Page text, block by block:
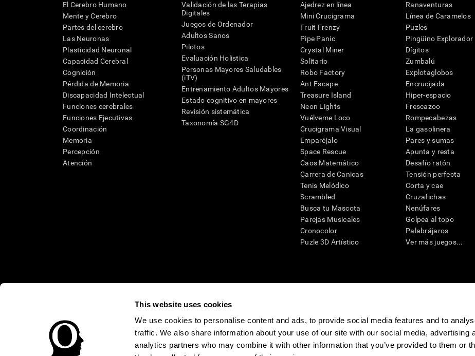
This website uses cookies
We use cookies to personalise content and ads, to provide social media features and to
traffic. We also share information about your use of our site with our social media, advertising
analytics partners who may combine it with other information that you’ve provided to them or
El Cerebro Humano
Mente y Cerebro
Partes del cerebro
Las Neuronas
Plasticidad Neuronal
Capacidad Cerebral
Cognición
Pérdida de Memoria
Discapacidad Intelectual
Funciones cerebrales
Funciones Ejecutivas
Coordinación
Memoria
Percepción
Atención
Validación de las Terapias
Digitales
Juegos de Ordenador
Adultos Sanos
Pilotos
Evaluación Holistica
Personas Mayores Saludables
(iTV)
Entrenamiento Adultos Mayores
Estado cognitivo en mayores
Revisión sistemática
Taxonomía SG4D
Ajedrez en línea
Mini Crucigrama
Fruit Frenzy
Pipe Panic
Crystal Miner
Solitario
Robo Factory
Ant Escape
Treasure Island
Neon Lights
Vuélveme Loco
Crucigrama Visual
Emparéjalo
Space Rescue
Caos Matemático
Carrera de Canicas
Tenis Melódico
Scrambled
Busca tu Mascota
Parejas Musicales
Cronocolor
Puzle 3D Artístico
Ranaventuras
Línea de Caramelos
Puzles
Pingüino Explorador
Dígitos
Zumbalú
Explotaglobos
Encrucijada
Hiper-espacio
Frescazoo
Rompecabezas
La gasolinera
Pares y sumas
Apunta y resta
Desafío ratón
Tensión perfecta
Corta y cae
Cruzafichas
Nenúfares
Golpea al topo
Palabrájaros
Ver más juegos...
* Las evaluaciones de CogniFit están diseñadas para detectar alteraciones y deterioro cognitivo con el fin de ofrecer a un médico información pertinente para
clínico, los resultados de CogniFit (cuando son interpretados por un profesional de la salud cualificado), se pueden utilizar como ayuda para determinar si un
neuropsicológica (por ejemplo, un examen neuropsicológico completo). CogniFit no ofrece directamente un diagnóstico médico de ningún tipo. Un diagnóstico
puede ser realizada por un médico o psicólogo cualificado teniendo en cuenta una amplia gama de posibles factores. De acuerdo al uso indicado, CogniFit no
un dispositivo médico certicado por la FDA. El producto puede ser utilizado para estudios de investigación en cualquier campo de investigación relacionado con
uso del producto debe hacerse en los sujetos humanos apropiados conforme al procedimiento dictado por el centro de investigación y será una obligación por
sujeto humano nunca no podrán ser, en ningún caso, inferiores a las requeridas para cualquier sujeto de investigación en virtud de lo dispuesto en la Sección 45